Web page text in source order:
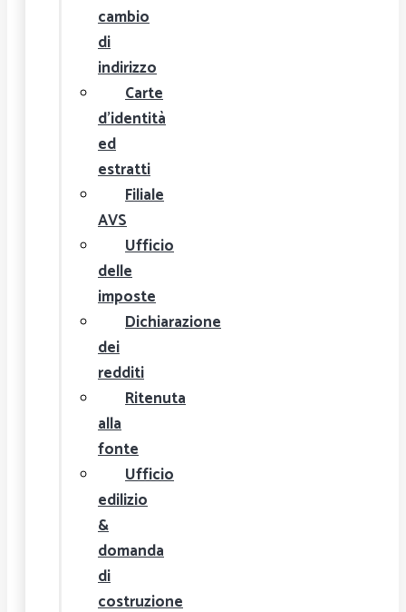
cambio
di
indirizzo
Carte
d'identità
ed
estratti
Filiale
AVS
Ufficio
delle
imposte
Dichiarazione
dei
redditi
Ritenuta
alla
fonte
Ufficio
edilizio
&
domanda
di
costruzione